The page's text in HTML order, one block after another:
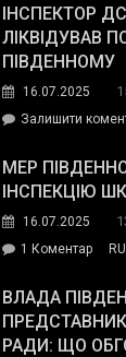
ІНСПЕКТОР
ЛІКВІДУВАВ
ПІВДЕННОМУ
16.07.2025
Залишити
МЕР
ІНСПЕКЦІЮ
16.07.2025
1 Коментардо RU
ВЛАДА
РАДИ: ЩО